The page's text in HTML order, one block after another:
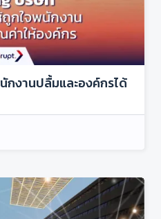
งานปลื้มและองค์กรได้